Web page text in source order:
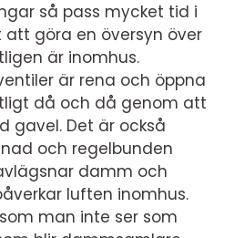
så pass mycket tid i
göra en översyn över
är inomhus.
är rena och öppna
då och då genom att
gavel. Det är också
och regelbunden
damm och
luften inomhus.
man inte ser som